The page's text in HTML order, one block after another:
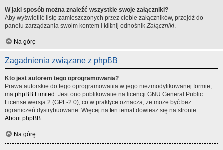
W jaki sposób można znaleźć wszystkie swoje załączniki?
Aby wyświetlić listę zamieszczonych przez ciebie załączników, przejdź do
panelu zarządzania swoim kontem i kliknij odnośnikZałączniki.
Na górę
Zagadnienia związane z phpBB
Kto jest autorem tego oprogramowania?
Prawa autorskie do tego oprogramowania w jego niezmodyfikowanej formie,
ma phpBB Limited . Jest ono publikowane na licencji GNU General Public
License wersja 2 (GPL-2.0), co w praktyce oznacza, że może być bez
ograniczeń dystrybuowane. Więcej na ten temat dowiesz się na stronie
About phpBB.
Na górę